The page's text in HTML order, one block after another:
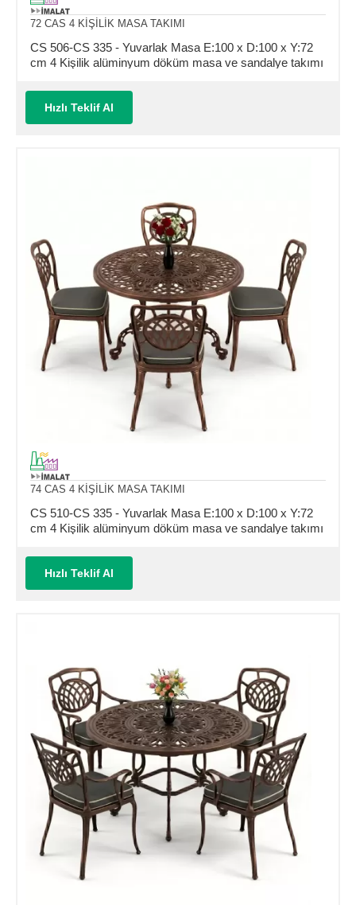
72 CAS 4 KİŞİLİK MASA TAKIMI
CS 506-CS 335 - Yuvarlak Masa E:100 x D:100 x Y:72
cm 4 Kişilik alüminyum döküm masa ve sandalye takımı
Hızlı Teklif Al
74 CAS 4 KİŞİLİK MASA TAKIMI
CS 510-CS 335 - Yuvarlak Masa E:100 x D:100 x Y:72
cm 4 Kişilik alüminyum döküm masa ve sandalye takımı
Hızlı Teklif Al